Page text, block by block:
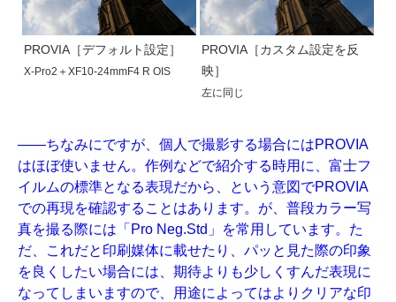
PROVIA［デフォルト設定］
X-Pro2＋XF10-24mmF4 R OIS
PROVIA［カスタム設定を反
映］
左に同じ
——ちなみにですが、個人で撮影する場合にはPROVIA
はほぼ使いません。作例などで紹介する時用に、富士フ
イルムの標準となる表現だから、という意図でPROVIA
での再現を確認することはあります。が、普段カラー写
真を撮る際には「Pro Neg.Std」を常用しています。た
だ、これだと印刷媒体に載せたり、パッと見た際の印象
を良くしたい場合には、期待よりも少しくすんだ表現に
なってしまいますので、用途によってはよりクリアな印